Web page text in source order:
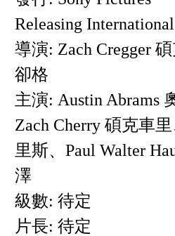
Releasing International
導演: Zach Cregger
卻格
主演: Austin Abrams
Zach Cherry 碩克車
里斯、Paul Walter
澤
級數: 待定
片長: 待定